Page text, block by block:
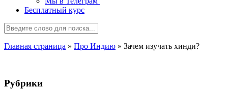
Бесплатный курс
Главная страница » Про Индию » Зачем изучать хинди?
Рубрики